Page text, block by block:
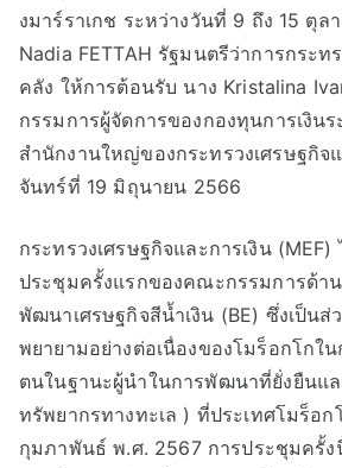
งมาร์ราเกช ระหว่างวันที่ 9 ถึง 15 ตุล
Nadia FETTAH รัฐมนตรีว่าการกระท
คลัง ให้การต้อนรับ นาง Kristalina
กรรมการผู้จัดการของกองทุนการเงิน
สำนักงานใหญ่ของกระทรวงเศรษฐกิจ
จันทร์ที่ 19 มิถุนายน 2566
กระทรวงเศรษฐกิจและการเงิน (MEF)
ประชุมครั้งแรกของคณะกรรมการด้า
พัฒนาเศรษฐกิจสีน้ำเงิน (BE) ซึ่งเป็น
พยายามอย่างต่อเนื่องของโมร็อกโกใ
ตนในฐานะผู้นำในการพัฒนาที่ยั่งยืนแ
ทรัพยากรทางทะเล ) ที่ประเทศโมร็อก
กุมภาพันธ์ พ.ศ. 2567 การประชุมครั้ง